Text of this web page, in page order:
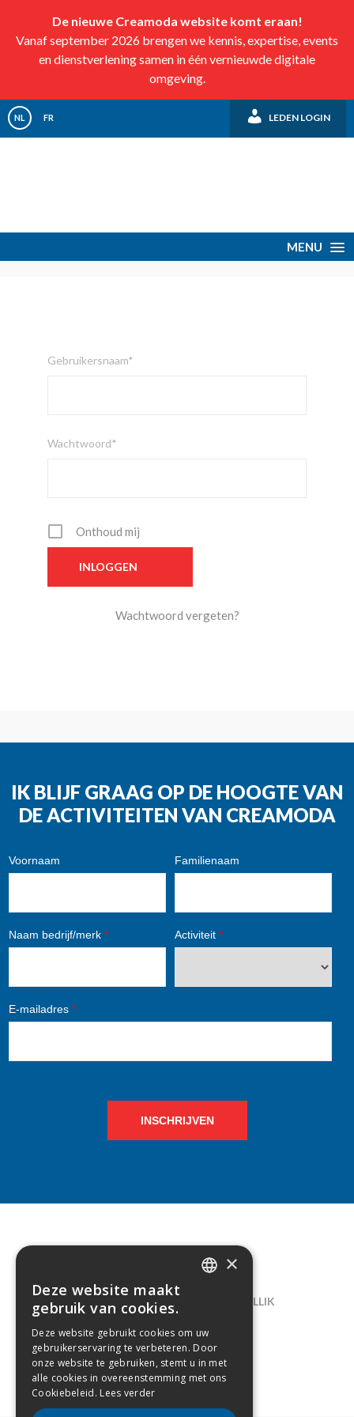
De nieuwe Creamoda website komt eraan!
Vanaf september 2026 brengen we kennis, expertise, events
en dienstverlening samen in één vernieuwde digitale
omgeving.
NL FR LEDEN LOGIN
MENU
Gebruikersnaam*
Wachtwoord*
Onthoud mij
Wachtwoord vergeten?
IK BLIJF GRAAG OP DE HOOGTE VAN
DE ACTIVITEITEN VAN CREAMODA
Voornaam Familienaam
Naam bedrijf/merk * Activiteit *
E-mailadres *
INSCHRIJVEN
CONTACT
LELIEGAARDE 22, B-1731 ZELLIK
02/238.10.11
INFO@CREAMODA.BE
BE0407.694.265
×
Deze website maakt
gebruik van cookies.
Deze website gebruikt cookies om uw
gebruikerservaring te verbeteren. Door
onze website te gebruiken, stemt u in met
alle cookies in overeenstemming met ons
Cookiebeleid. Lees verder